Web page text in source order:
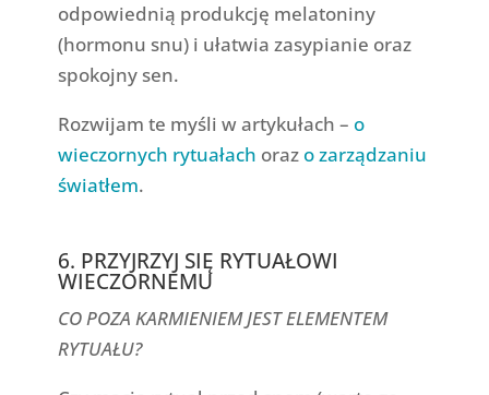
odpowiednią produkcję melatoniny
(hormonu snu) i ułatwia zasypianie oraz
spokojny sen.
Rozwijam te myśli w artykułach – o
wieczornych rytuałach oraz o zarządzaniu
światłem.
6. PRZYJRZYJ SIĘ RYTUAŁOWI
WIECZORNEMU
CO POZA KARMIENIEM JEST ELEMENTEM
RYTUAŁU?